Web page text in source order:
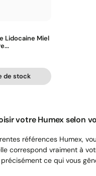
Lidocaine Miel
de stock
votre Humex selon
références Humex,
correspond vraiment à
ce qui vous